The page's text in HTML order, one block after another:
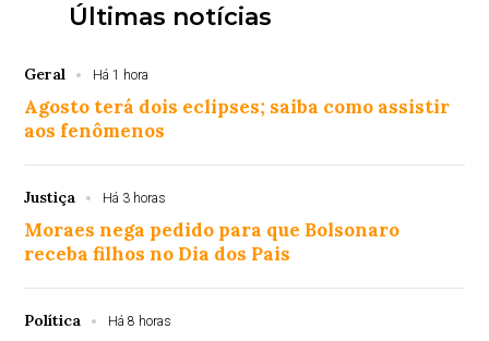
Últimas notícias
Geral Há 1 hora
Agosto terá dois eclipses; saiba como assistir
aos fenômenos
Justiça Há 3 horas
Moraes nega pedido para que Bolsonaro
receba filhos no Dia dos Pais
Política Há 8 horas